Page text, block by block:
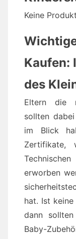
Keine
Kaufen:
des
Eltern die
sollten
im Blick
erworben
hat. Ist
dann
Baby-